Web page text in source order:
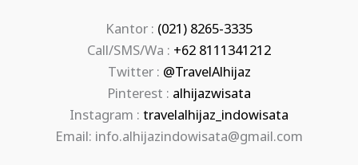
Kantor : (021) 8265-3335
Call/SMS/Wa : +62 8111341212
Twitter : @TravelAlhijaz
Pinterest : alhijazwisata
Instagram : travelalhijaz_indowisata
Email: info.alhijazindowisata@gmail.com